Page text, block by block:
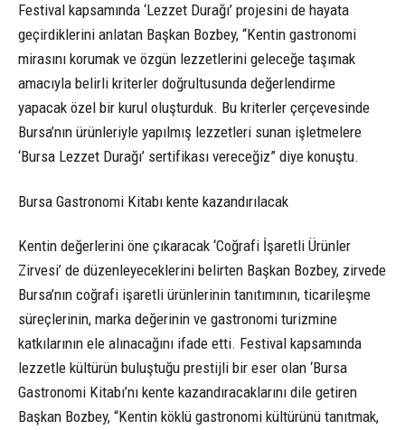
Festival kapsamında ‘Lezzet Durağı’ projesini de hayata
geçirdiklerini anlatan Başkan Bozbey, “Kentin gastronomi
mirasını korumak ve özgün lezzetlerini geleceğe taşımak
amacıyla belirli kriterler doğrultusunda değerlendirme
yapacak özel bir kurul oluşturduk. Bu kriterler çerçevesinde
Bursa’nın ürünleriyle yapılmış lezzetleri sunan işletmelere
‘Bursa Lezzet Durağı’ sertifikası vereceğiz” diye konuştu.
Bursa Gastronomi Kitabı kente kazandırılacak
Kentin değerlerini öne çıkaracak ‘Coğrafi İşaretli Ürünler
Zirvesi’ de düzenleyeceklerini belirten Başkan Bozbey, zirvede
Bursa’nın coğrafi işaretli ürünlerinin tanıtımının, ticarileşme
süreçlerinin, marka değerinin ve gastronomi turizmine
katkılarının ele alınacağını ifade etti. Festival kapsamında
lezzetle kültürün buluştuğu prestijli bir eser olan ‘Bursa
Gastronomi Kitabı’nı kente kazandıracaklarını dile getiren
Başkan Bozbey, “Kentin köklü gastronomi kültürünü tanıtmak,